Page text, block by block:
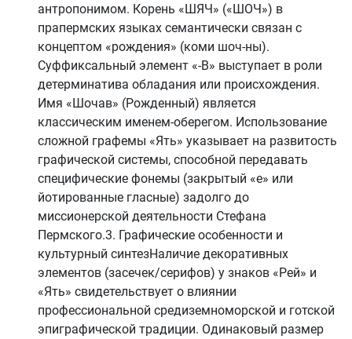
антропонимом. Корень «ШЯЧ» («ШОЧ») в
прапермских языках семантически связан с
концептом «рождения» (коми шоч-ны).
Суффиксальный элемент «-В» выступает в роли
детерминатива обладания или происхождения.
Имя «Шочав» (Рожденный) является
классическим именем-оберегом. Использование
сложной графемы «Ять» указывает на развитость
графической системы, способной передавать
специфические фонемы (закрытый «е» или
йотированные гласные) задолго до
миссионерской деятельности Стефана
Пермского.3. Графические особенности и
культурный синтезНаличие декоративных
элементов (засечек/серифов) у знаков «Рей» и
«Ять» свидетельствует о влиянии
профессиональной средиземноморской и готской
эпиграфической традиции. Одинаковый размер